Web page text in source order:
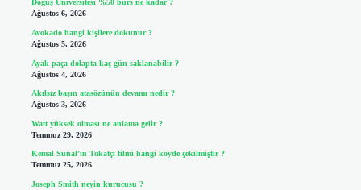
Doğuş Üniversitesi %50 burs ne kadar ?
Ağustos 6, 2026
Avokado hangi kişilere dokunur ?
Ağustos 5, 2026
Ayak paça dolapta kaç gün saklanabilir ?
Ağustos 4, 2026
Akılsız başın atasözünün devamı nedir ?
Ağustos 3, 2026
Watt yüksek olması ne anlama gelir ?
Temmuz 29, 2026
Kemal Sunal’ın Tokatçı filmi hangi köyde çekilmiştir ?
Temmuz 25, 2026
Joseph Smith neyin kurucusu ?